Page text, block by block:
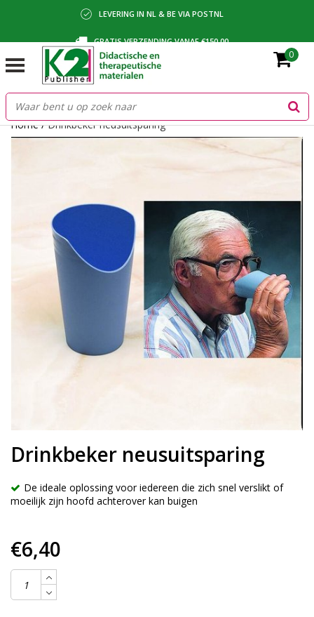
LEVERING IN NL & BE VIA POSTNL
GRATIS VERZENDING VANAF €150,00
BETALING VIA IDEAL, BANCONTACT OF FACTUUR
0
Home/Drinkbeker neusuitsparing
Drinkbeker neusuitsparing
De ideale oplossing voor iedereen die zich snel verslikt of
moeilijk zijn hoofd achterover kan buigen
€6,40